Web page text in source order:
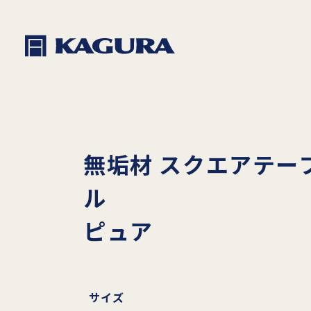
無垢材 スクエアテー
ル
ピュア
サイズ